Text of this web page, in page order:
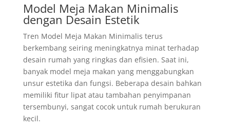
Model Meja Makan Minimalis
dengan Desain Estetik
Tren Model Meja Makan Minimalis terus
berkembang seiring meningkatnya minat terhadap
desain rumah yang ringkas dan efisien. Saat ini,
banyak model meja makan yang menggabungkan
unsur estetika dan fungsi. Beberapa desain bahkan
memiliki fitur lipat atau tambahan penyimpanan
tersembunyi, sangat cocok untuk rumah berukuran
kecil.